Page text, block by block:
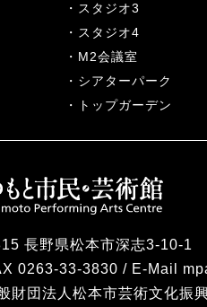
スタジオ3
スタジオ4
M2会議室
シアターパーク
トップガーデン
長野県松本市深志3-10-1
0263-33-3830 / E-Mail
財団法人松本市芸術文化振